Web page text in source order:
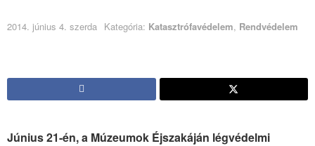
2014. június 4. szerda Kategória: Katasztrófavédelem, Rendvédelem
Június 21-én, a Múzeumok Éjszakáján légvédelmi